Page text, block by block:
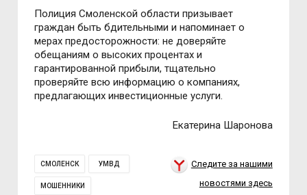
Полиция Смоленской области призывает
граждан быть бдительными и напоминает о
мерах предосторожности: не доверяйте
обещаниям о высоких процентах и
гарантированной прибыли, тщательно
проверяйте всю информацию о компаниях,
предлагающих инвестиционные услуги.
Екатерина Шаронова
СМОЛЕНСК УМВД
МОШЕННИКИ
Следите за нашими
новостями здесь